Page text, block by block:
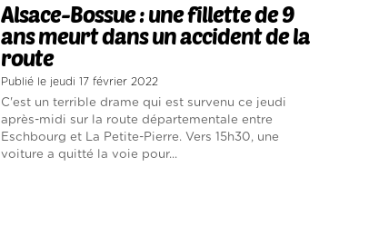
Alsace-Bossue : une fillette de 9
ans meurt dans un accident de la
route
Publié le jeudi 17 février 2022
C'est un terrible drame qui est survenu ce jeudi
après-midi sur la route départementale entre
Eschbourg et La Petite-Pierre. Vers 15h30, une
voiture a quitté la voie pour...